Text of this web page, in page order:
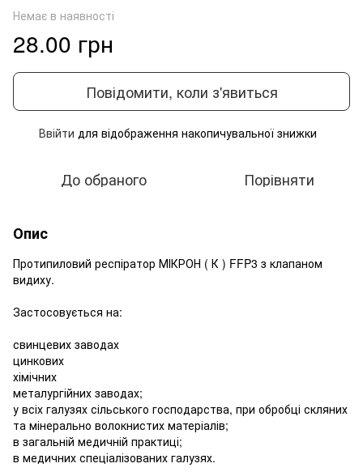
Немає в наявності
28.00 грн
Повідомити, коли з'явиться
Ввійти для відображення накопичувальної знижки
До обраного Порівняти
Опис
Протипиловий респіратор МІКРОН ( К ) FFP3 з клапаном
видиху.
Застосовується на:
свинцевих заводах
цинкових
хімічних
металургійних заводах;
у всіх галузях сільського господарства, при обробці скляних
та мінерально волокнистих матеріалів;
в загальній медичній практиці;
в медичних спеціалізованих галузях.